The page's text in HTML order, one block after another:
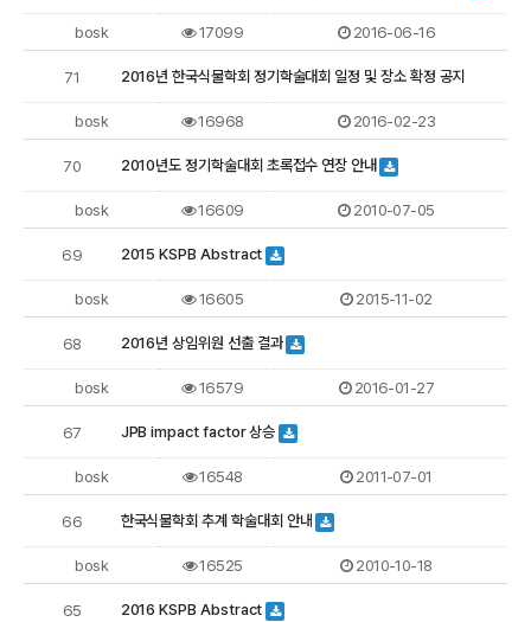
bosk 17099 2016-06-16
71 2016년 한국식물학회 정기학술대회 일정 및 장소 확정 공지
bosk 16968 2016-02-23
70 2010년도 정기학술대회 초록접수 연장 안내
bosk 16609 2010-07-05
69 2015 KSPB Abstract
bosk 16605 2015-11-02
68 2016년 상임위원 선출 결과
bosk 16579 2016-01-27
67 JPB impact factor 상승
bosk 16548 2011-07-01
66 한국식물학회 추계 학술대회 안내
bosk 16525 2010-10-18
65 2016 KSPB Abstract